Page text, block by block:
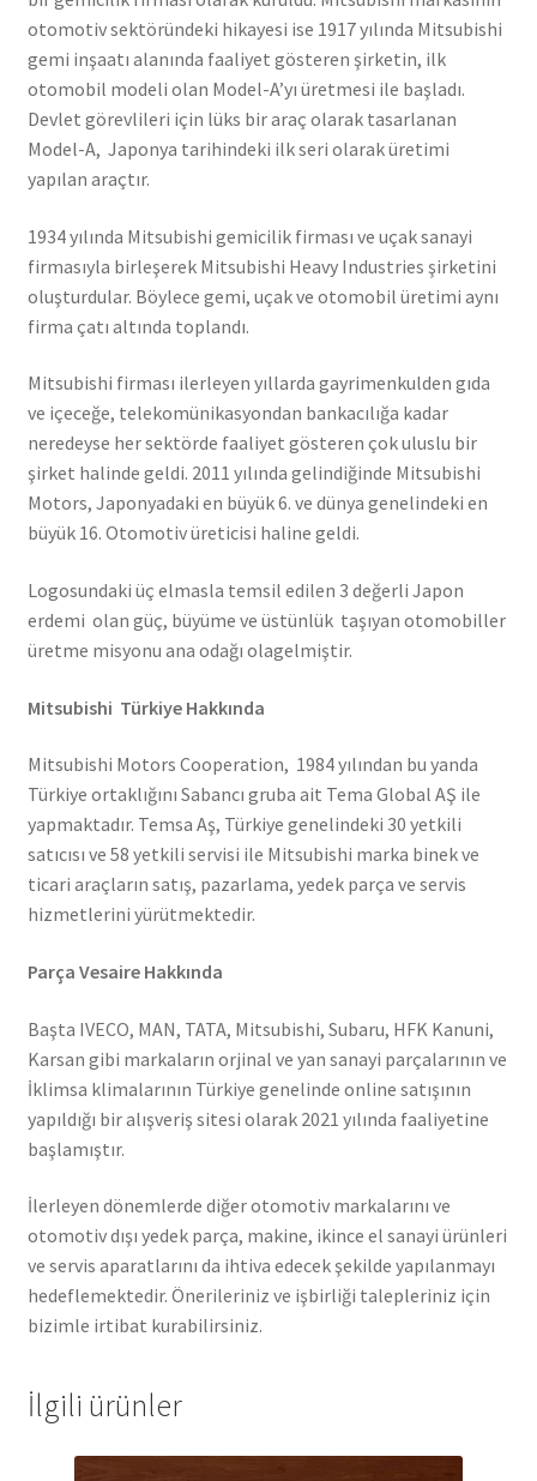
otomotiv sektöründeki hikayesi ise 1917 yılında Mitsubishi
gemi inşaatı alanında faaliyet gösteren şirketin, ilk
otomobil modeli olan Model-A’yı üretmesi ile başladı.
Devlet görevlileri için lüks bir araç olarak tasarlanan
Model-A, Japonya tarihindeki ilk seri olarak üretimi
yapılan araçtır.
1934 yılında Mitsubishi gemicilik firması ve uçak sanayi
firmasıyla birleşerek Mitsubishi Heavy Industries şirketini
oluşturdular. Böylece gemi, uçak ve otomobil üretimi aynı
firma çatı altında toplandı.
Mitsubishi firması ilerleyen yıllarda gayrimenkulden gıda
ve içeceğe, telekomünikasyondan bankacılığa kadar
neredeyse her sektörde faaliyet gösteren çok uluslu bir
şirket halinde geldi. 2011 yılında gelindiğinde Mitsubishi
Motors, Japonyadaki en büyük 6. ve dünya genelindeki en
büyük 16. Otomotiv üreticisi haline geldi.
Logosundaki üç elmasla temsil edilen 3 değerli Japon
erdemi olan güç, büyüme ve üstünlük taşıyan otomobiller
üretme misyonu ana odağı olagelmiştir.
Mitsubishi Türkiye Hakkında
Mitsubishi Motors Cooperation, 1984 yılından bu yanda
Türkiye ortaklığını Sabancı gruba ait Tema Global AŞ ile
yapmaktadır. Temsa Aş, Türkiye genelindeki 30 yetkili
satıcısı ve 58 yetkili servisi ile Mitsubishi marka binek ve
ticari araçların satış, pazarlama, yedek parça ve servis
hizmetlerini yürütmektedir.
Parça Vesaire Hakkında
Başta IVECO, MAN, TATA, Mitsubishi, Subaru, HFK Kanuni,
Karsan gibi markaların orjinal ve yan sanayi parçalarının ve
İklimsa klimalarının Türkiye genelinde online satışının
yapıldığı bir alışveriş sitesi olarak 2021 yılında faaliyetine
başlamıştır.
İlerleyen dönemlerde diğer otomotiv markalarını ve
otomotiv dışı yedek parça, makine, ikince el sanayi ürünleri
ve servis aparatlarını da ihtiva edecek şekilde yapılanmayı
hedeflemektedir. Önerileriniz ve işbirliği talepleriniz için
bizimle irtibat kurabilirsiniz.
İlgili ürünler